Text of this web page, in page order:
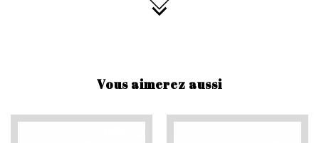
Vous aimerez aussi